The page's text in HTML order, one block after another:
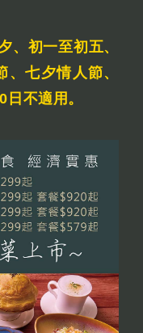
、初一至初五、
七夕情人節、
不適用。